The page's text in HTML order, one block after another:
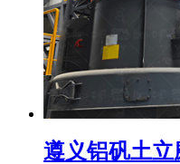
遵义铝矾土